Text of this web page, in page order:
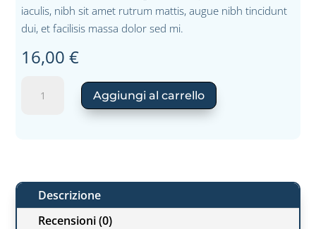
iaculis, nibh sit amet rutrum mattis, augue nibh tincidunt
dui, et facilisis massa dolor sed mi.
16,00€
quantità
Aggiungi al carrello
Descrizione
Recensioni (0)